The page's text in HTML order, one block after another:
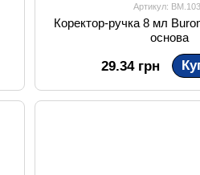
Артикул:
Коректор-ручка 8 мл
основа
29.34 грн